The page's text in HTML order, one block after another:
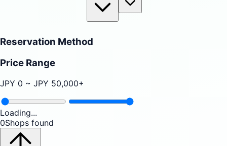
Reservation Method
Price Range
JPY 0 ~ JPY 50,000+
Loading...
0Shops found